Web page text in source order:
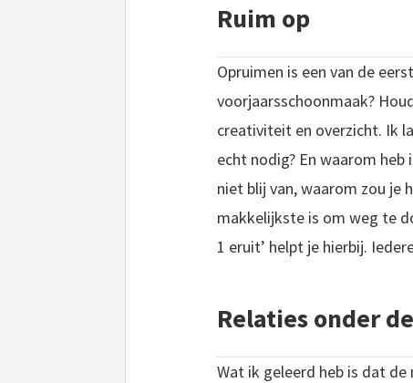
Ruim op
Opruimen is een van de
voorjaarsschoonmaak?
creativiteit en overzicht. Ik
echt nodig? En waarom
niet blij van, waarom zou je
makkelijkste is om weg te
1 eruit’ helpt je hierbij.
Relaties onder
Wat ik geleerd heb is dat